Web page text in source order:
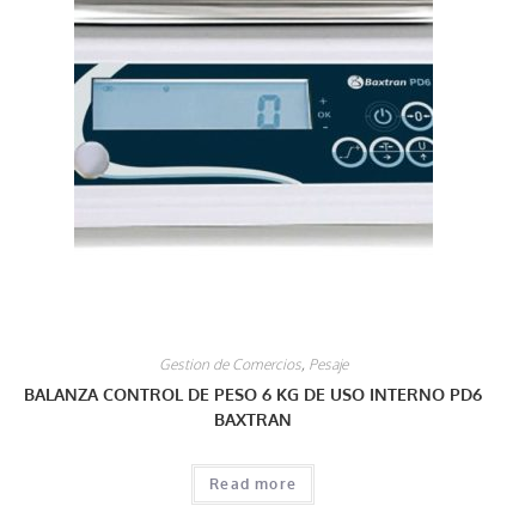
Gestion de Comercios, Pesaje
BALANZA CONTROL DE PESO 6 KG DE USO INTERNO PD6
BAXTRAN
Read more